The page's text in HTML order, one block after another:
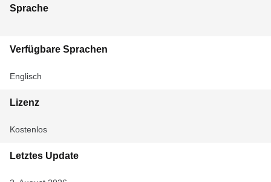
Sprache
Verfügbare Sprachen
Englisch
Lizenz
Kostenlos
Letztes Update